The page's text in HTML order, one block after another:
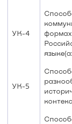
УК-4
УК-5